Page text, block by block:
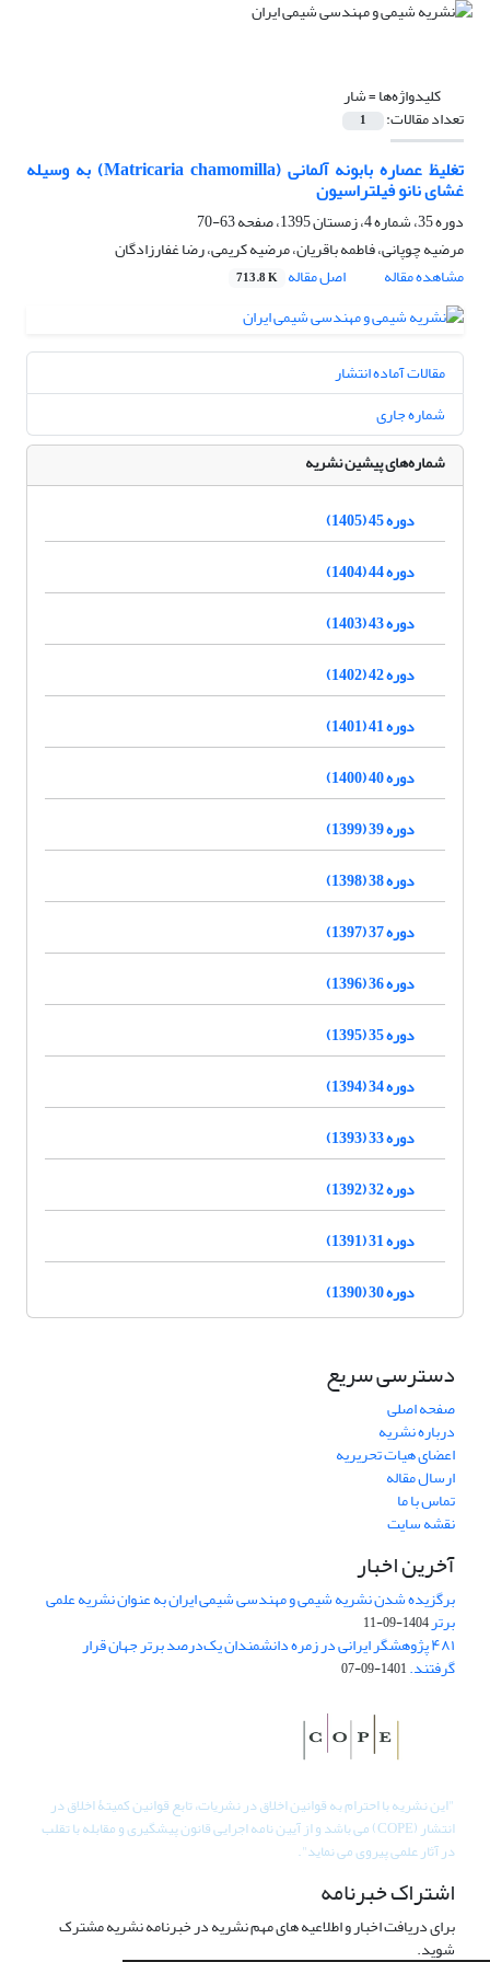
کلیدواژه‌ها =شار
تعداد مقالات: 1
تغلیظ عصاره بابونه آلمانی (Matricaria chamomilla) به وسیله
غشای نانو فیلتراسیون
دوره 35، شماره 4، زمستان 1395، صفحه
63-70
مرضیه چوپانی، فاطمه باقریان، مرضیه کریمی، رضا غفارزادگان
مشاهده مقاله
اصل مقاله 713.8 K
مقالات آماده انتشار
شماره جاری
شماره‌های پیشین نشریه
دوره 45 (1405)
دوره 44 (1404)
دوره 43 (1403)
دوره 42 (1402)
دوره 41 (1401)
دوره 40 (1400)
دوره 39 (1399)
دوره 38 (1398)
دوره 37 (1397)
دوره 36 (1396)
دوره 35 (1395)
دوره 34 (1394)
دوره 33 (1393)
دوره 32 (1392)
دوره 31 (1391)
دوره 30 (1390)
دسترسی سریع
صفحه اصلی
درباره نشریه
اعضای هیات تحریریه
ارسال مقاله
تماس با ما
نقشه سایت
آخرین اخبار
برگزیده شدن نشریه شیمی و مهندسی شیمی ایران به عنوان نشریه علمی
برتر1404-09-11
۴۸۱ پژوهشگر ایرانی در زمره دانشمندان یک‌درصد برتر جهان قرار
گرفتند.1401-09-07
"این نشریه با احترام به قوانین اخلاق در نشریات، تابع قوانین کمیتۀ اخلاق در
انتشار (COPE) می باشد و از آیین نامه اجرایی قانون پیشگیری و مقابله با تقلب
در آثار علمی پیروی می نماید".
اشتراک خبرنامه
برای دریافت اخبار و اطلاعیه های مهم نشریه در خبرنامه نشریه مشترک
شوید.